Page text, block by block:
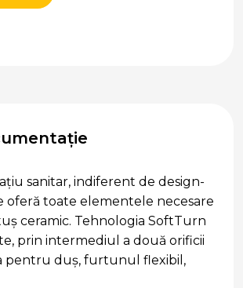
sanitar, indiferent de design-
oferă toate elementele necesare
ceramic. Tehnologia SoftTurn
prin intermediul a două orificii
pentru duș, furtunul flexibil,